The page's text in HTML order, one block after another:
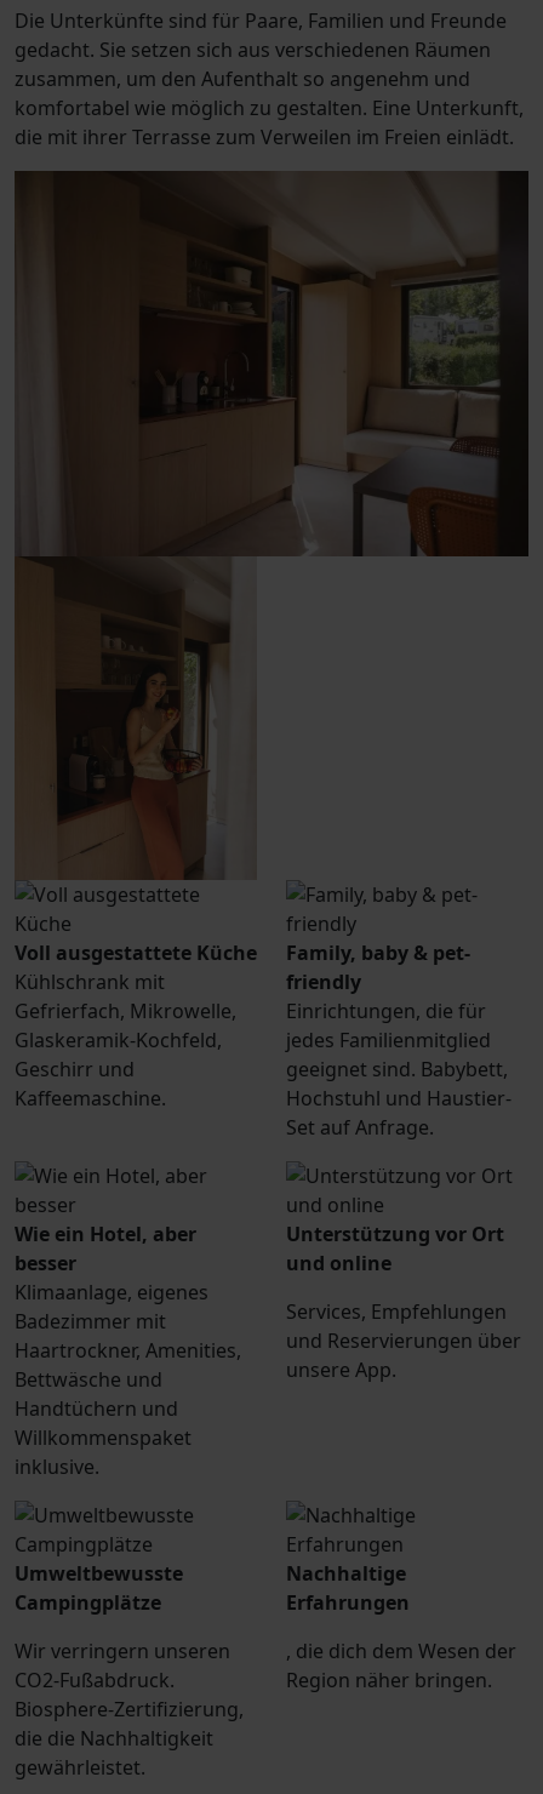
Die Unterkünfte sind für Paare, Familien und Freunde
gedacht. Sie setzen sich aus verschiedenen Räumen
zusammen, um den Aufenthalt so angenehm und
komfortabel wie möglich zu gestalten. Eine Unterkunft,
die mit ihrer Terrasse zum Verweilen im Freien einlädt.
Voll ausgestattete Küche
Kühlschrank mit
Gefrierfach, Mikrowelle,
Glaskeramik-Kochfeld,
Geschirr und
Kaffeemaschine.
Family, baby & pet-
friendly
Einrichtungen, die für
jedes Familienmitglied
geeignet sind. Babybett,
Hochstuhl und Haustier-
Set auf Anfrage.
Wie ein Hotel, aber
besser
Klimaanlage, eigenes
Badezimmer mit
Haartrockner, Amenities,
Bettwäsche und
Handtüchern und
Willkommenspaket
inklusive.
Unterstützung vor Ort
und online
Services, Empfehlungen
und Reservierungen über
unsere App.
Umweltbewusste
Campingplätze
Wir verringern unseren
CO2-Fußabdruck.
Biosphere-Zertifizierung,
die die Nachhaltigkeit
gewährleistet.
Nachhaltige
Erfahrungen
, die dich dem Wesen der
Region näher bringen.